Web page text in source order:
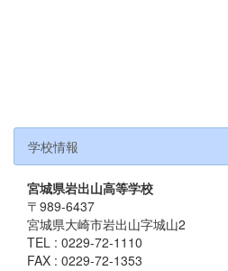
学校情報
宮城県岩出山高等学校
〒989-6437
宮城県大崎市岩出山字城山2
TEL : 0229-72-1110
FAX : 0229-72-1353